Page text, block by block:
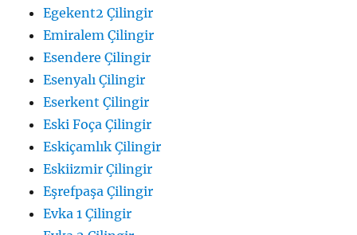
Egekent2 Çilingir
Emiralem Çilingir
Esendere Çilingir
Esenyalı Çilingir
Eserkent Çilingir
Eski Foça Çilingir
Eskiçamlık Çilingir
Eskiizmir Çilingir
Eşrefpaşa Çilingir
Evka 1 Çilingir